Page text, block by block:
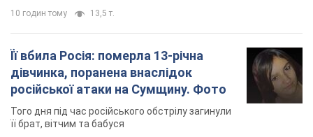
10 годин тому 13,5 т.
Її вбила Росія: померла 13-річна
дівчинка, поранена внаслідок
російської атаки на Сумщину. Фото
Того дня під час російського обстрілу загинули
її брат, вітчим та бабуся